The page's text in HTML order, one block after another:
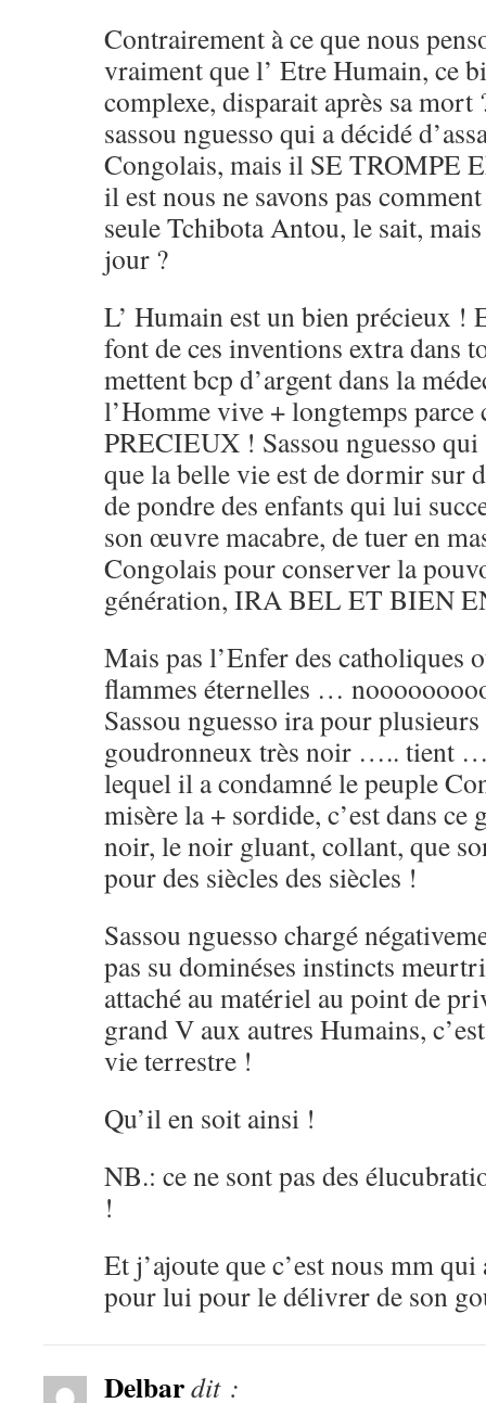
Contrairement à ce que nous
vraiment que l’ Etre Humain, ce
complexe, disparait après sa mort
sassou nguesso qui a décidé
Congolais, mais il SE TROMPE
il est nous ne savons pas
seule Tchibota Antou, le sait,
jour ?
L’ Humain est un bien précieux !
font de ces inventions extra dans
mettent bcp d’argent dans la
l’Homme vive + longtemps parce
PRECIEUX ! Sassou nguesso
que la belle vie est de dormir sur
de pondre des enfants qui lui
son œuvre macabre, de tuer en
Congolais pour conserver la
génération, IRA BEL ET BIEN
Mais pas l’Enfer des catholiques
flammes éternelles …
Sassou nguesso ira pour
goudronneux très noir ….. tient
lequel il a condamné le peuple
misère la + sordide, c’est dans
noir, le noir gluant, collant, que
pour des siècles des siècles !
Sassou nguesso chargé
pas su dominéses instincts
attaché au matériel au point de
grand V aux autres Humains,
vie terrestre !
Qu’il en soit ainsi !
NB.: ce ne sont pas des
!
Et j’ajoute que c’est nous mm
pour lui pour le délivrer de son
Delbardit :